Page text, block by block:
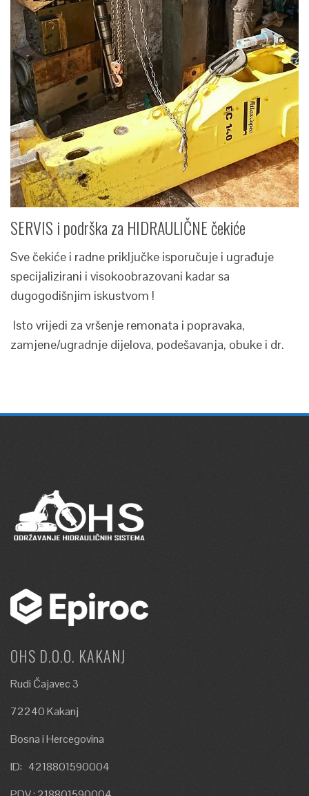
SERVIS i podrška za HIDRAULIČNE čekiće
Sve čekiće i radne priključke isporučuje i ugrađuje
specijalizirani i visokoobrazovani kadar sa
dugogodišnjim iskustvom !
Isto vrijedi za vršenje remonata i popravaka,
zamjene/ugradnje dijelova, podešavanja, obuke i dr.
OHS D.O.O. KAKANJ
Rudi Čajavec 3
72240 Kakanj
Bosna i Hercegovina
ID: 4218801590004